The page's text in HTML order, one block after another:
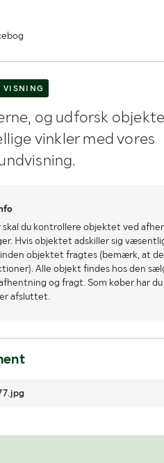
VISNING
og udforsk
vinkler med vores
skal du kontrollere objektet ved
Hvis objektet adskiller sig
objektet fragtes (bemærk, at
Alle objekt findes hos den
og fragt. Som køber har
afsluttet.